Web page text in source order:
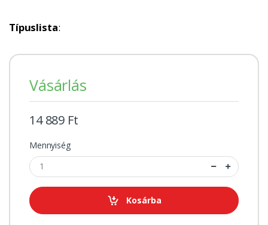
Típuslista:
Vásárlás
14 889 Ft
Mennyiség
Kosárba